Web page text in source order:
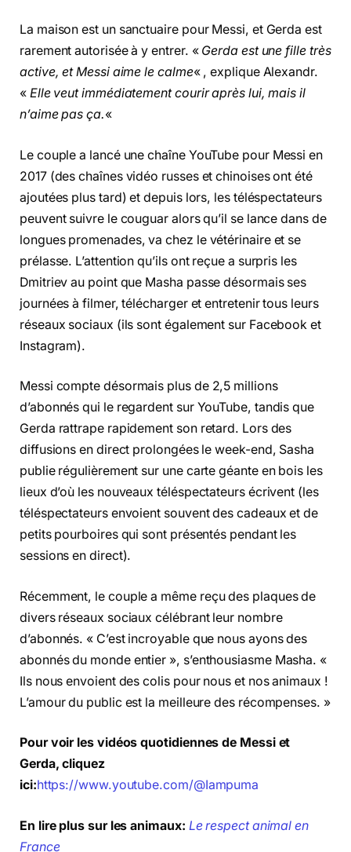
La maison est un sanctuaire pour Messi, et Gerda est
rarement autorisée à y entrer. « Gerda est une fille très
active, et Messi aime le calme« , explique Alexandr.
« Elle veut immédiatement courir après lui, mais il
n’aime pas ça.«
Le couple a lancé une chaîne YouTube pour Messi en
2017 (des chaînes vidéo russes et chinoises ont été
ajoutées plus tard) et depuis lors, les téléspectateurs
peuvent suivre le couguar alors qu’il se lance dans de
longues promenades, va chez le vétérinaire et se
prélasse. L’attention qu’ils ont reçue a surpris les
Dmitriev au point que Masha passe désormais ses
journées à filmer, télécharger et entretenir tous leurs
réseaux sociaux (ils sont également sur Facebook et
Instagram).
Messi compte désormais plus de 2,5 millions
d’abonnés qui le regardent sur YouTube, tandis que
Gerda rattrape rapidement son retard. Lors des
diffusions en direct prolongées le week-end, Sasha
publie régulièrement sur une carte géante en bois les
lieux d’où les nouveaux téléspectateurs écrivent (les
téléspectateurs envoient souvent des cadeaux et de
petits pourboires qui sont présentés pendant les
sessions en direct).
Récemment, le couple a même reçu des plaques de
divers réseaux sociaux célébrant leur nombre
d’abonnés. « C’est incroyable que nous ayons des
abonnés du monde entier », s’enthousiasme Masha. «
Ils nous envoient des colis pour nous et nos animaux !
L’amour du public est la meilleure des récompenses. »
Pour voir les vidéos quotidiennes de Messi et
Gerda, cliquez
ici:https://www.youtube.com/@Iampuma
En lire plus sur les animaux: Le respect animal en
France